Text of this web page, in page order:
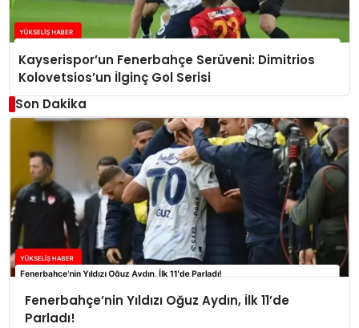
Kayserispor’un Fenerbahçe Serüveni: Dimitrios
Kolovetsios’un İlginç Gol Serisi
Son Dakika
Fenerbahçe’nin Yıldızı Oğuz Aydın, İlk 11’de
Parladı!